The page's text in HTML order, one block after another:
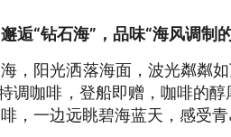
逅“钻石海”，品味“海风调制
阳光洒落海面，波光粼粼如
调咖啡，登船即赠，咖啡的
，一边远眺碧海蓝天，感受